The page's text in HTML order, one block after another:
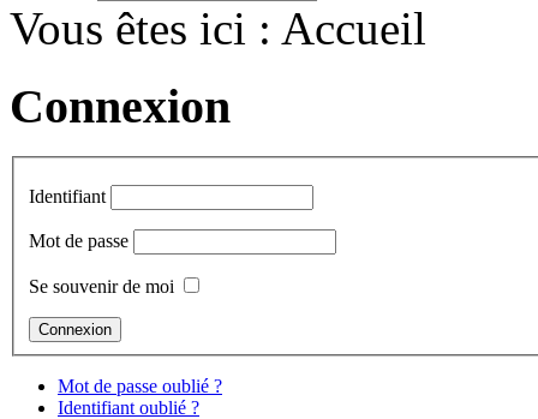
Vous êtes ici : Accueil
Connexion
Identifiant
Mot de passe
Se souvenir de moi
Mot de passe oublié ?
Identifiant oublié ?